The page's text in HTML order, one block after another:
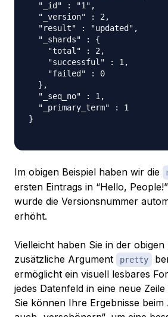
  "_id" : "1",
  "_version" : 2,
  "result" : "updated",
  "_shards" : {
    "total" : 2,
    "successful" : 1,
    "failed" : 0
  },
  "_seq_no" : 1,
  "_primary_term" : 1
}
Im obigen Beispiel haben wir die
ersten Eintrags in “Hello,
wurde die Versionsnummer
erhöht.
Vielleicht haben Sie in der obigen
zusätzliche Argument
pretty
ermöglicht ein visuell lesbares
jedes Datenfeld in eine neue
Sie können Ihre Ergebnisse